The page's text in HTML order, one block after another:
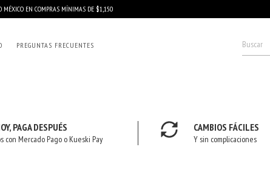
MÉXICO EN COMPRAS MÍNIMAS DE $1,150
PREGUNTAS FRECUENTES
PAGA DESPUÉS
con Mercado Pago o Kueski Pay
CAMBIOS FÁCILES
Y sin complicaciones